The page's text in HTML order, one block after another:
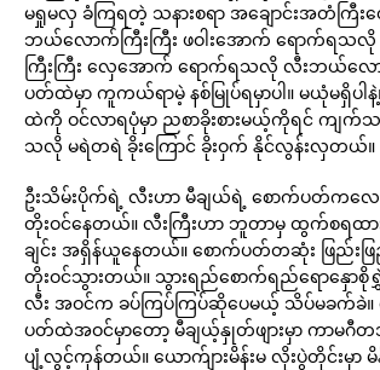
မရှုမလှ ခံကြရတဲ့ သနားစရာ အချောင်းအတံကြီး
ဘယ်လောက်ကြီးကြီး ဖဝါးအောက် ရောက်ရ
ကြီးကြီး လှေအောက် ရောက်ရသလို လီးဘယ်လော
ပတ်ထဲမှာ ကူကယ်ရာမဲ့ နစ်မြုပ်ရမှာပါ။ မယုံမရှိပ
ထဲကို ဝင်လာရပုံမှာ ညစာခိုးစားမယ့်ကိုရင် ကျ
သလို မရဲတရဲ ခိုးကြောင် ခိုးဝှက် နိုင်လွန်းလှတယ်။
ဦးသိမ်းပိုက်ရဲ့ လီးဟာ မီချယ်ရဲ့ စောက်ပတ်ကလ
တိုးဝင်နေတယ်။ လီးကြီးဟာ ဘူတာမှ ထွက်စရထာ
ချင်း အရှိန်ယူနေတယ်။ စောက်ပတ်တဆုံး ဖြည်းဖ
တိုးဝင်သွားတယ်။ သွားရည်စောက်ရည်ရောနှော
လီး အဝင်က ခပ်ကြပ်ကြပ်ဆိုပေမယ့် သိပ်မခက်ခဲ
ပတ်ထဲအဝင်မှာတော့ မီချယ့်နှုတ်ဖျားမှာ ကာမ
ပျံ့လွင့်ကုန်တယ်။ ယောက်ျားမိန်းမ လိုးပွဲတိုင်းမှာ